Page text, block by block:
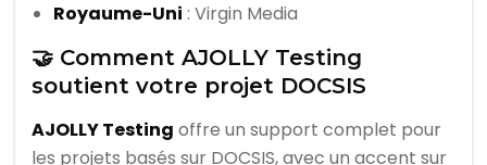
Royaume-Uni : Virgin Media
🤝 Comment AJOLLY Testing
soutient votre projet DOCSIS
AJOLLY Testing offre un support complet pour
les projets basés sur DOCSIS, avec un accent sur